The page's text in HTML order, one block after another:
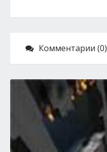
Комментарии (0)